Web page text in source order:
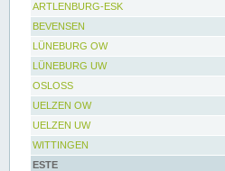
ARTLENBURG-ESK
BEVENSEN
LÜNEBURG OW
LÜNEBURG UW
OSLOSS
UELZEN OW
UELZEN UW
WITTINGEN
ESTE